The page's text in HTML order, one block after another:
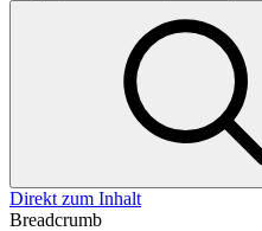
Direkt zum Inhalt
Breadcrumb